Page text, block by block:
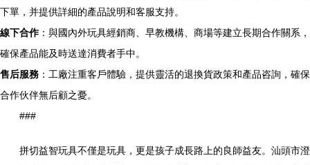
下單，并提供詳細的產品說明和客服支持。
線下合作：與國內外玩具經銷商、早教機構、商場等建立長期合作關系，
確保產品能及時送達消費者手中。
售后服務 ：工廠注重客戶體驗，提供靈活的退換貨政策和產品咨詢，確保
合作伙伴無后顧之憂。
###
拼切益智玩具不僅是玩具，更是孩子成長路上的良師益友。汕頭市澄